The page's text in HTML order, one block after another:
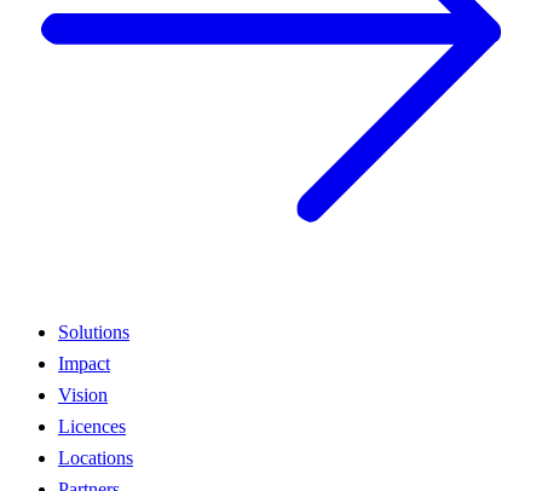
Solutions
Impact
Vision
Licences
Locations